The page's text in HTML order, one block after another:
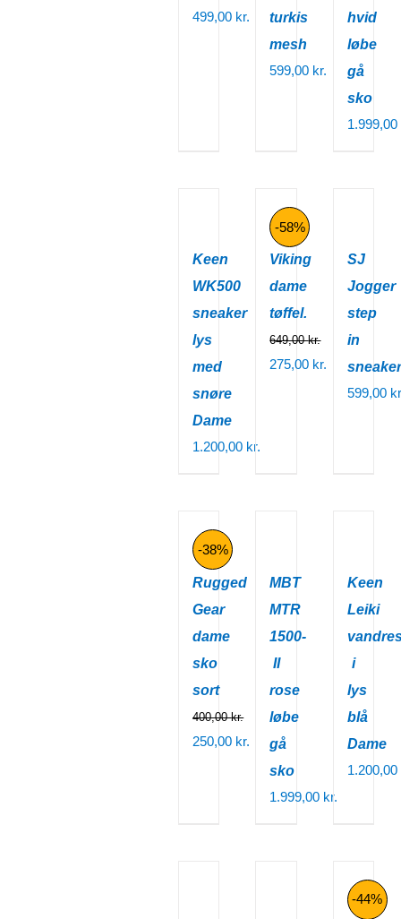
499,00 kr.
turkis
mesh
599,00 kr.
hvid
løbe
gå
sko
1.999,00
Keen
WK500
sneaker
lys
med
snøre
Dame
1.200,00 kr.
-58%
Viking
dame
tøffel.
649,00kr.
Den
275,00 kr.
SJ
Jogger
step
in
sneaker
599,00
-38%
Rugged
Gear
dame
sko
sort
400,00kr.
Den
250,00 kr.
MBT
MTR
1500-
II
rose
løbe
gå
sko
1.999,00 kr.
Keen
Leiki
i
lys
blå
Dame
1.200,00
-44%